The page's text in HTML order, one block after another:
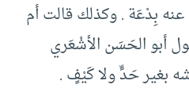
بِدْعَة . وكذلك قالت أم
أبو الحَسَن الأشْعَري
بغير حَدٍّ ولا كَيْفٍ .